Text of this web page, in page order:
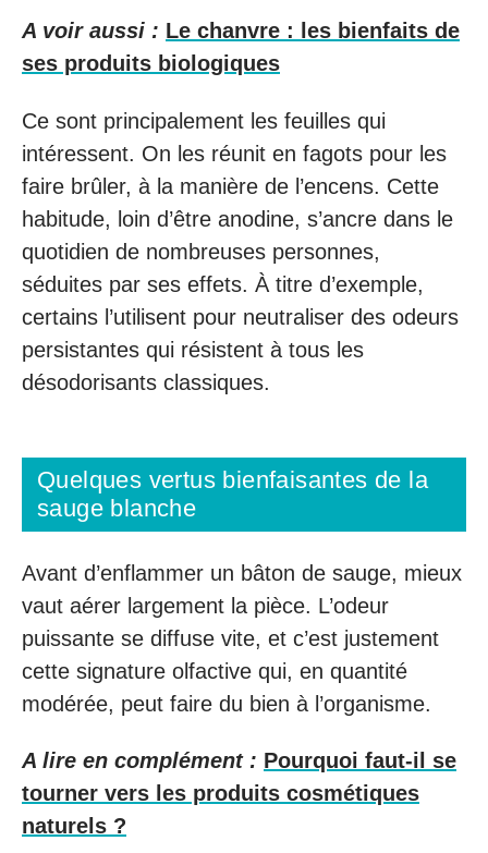
A voir aussi : Le chanvre : les bienfaits de
ses produits biologiques
Ce sont principalement les feuilles qui
intéressent. On les réunit en fagots pour les
faire brûler, à la manière de l’encens. Cette
habitude, loin d’être anodine, s’ancre dans le
quotidien de nombreuses personnes,
séduites par ses effets. À titre d’exemple,
certains l’utilisent pour neutraliser des odeurs
persistantes qui résistent à tous les
désodorisants classiques.
Quelques vertus bienfaisantes de la
sauge blanche
Avant d’enflammer un bâton de sauge, mieux
vaut aérer largement la pièce. L’odeur
puissante se diffuse vite, et c’est justement
cette signature olfactive qui, en quantité
modérée, peut faire du bien à l’organisme.
A lire en complément : Pourquoi faut-il se
tourner vers les produits cosmétiques
naturels ?